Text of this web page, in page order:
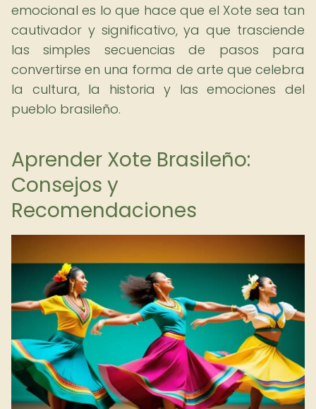
emocional es lo que hace que el Xote sea tan
cautivador y significativo, ya que trasciende
las simples secuencias de pasos para
convertirse en una forma de arte que celebra
la cultura, la historia y las emociones del
pueblo brasileño.
Aprender Xote Brasileño:
Consejos y
Recomendaciones